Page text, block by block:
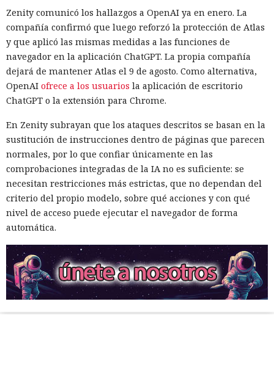
Zenity comunicó los hallazgos a OpenAI ya en enero. La
compañía confirmó que luego reforzó la protección de Atlas
y que aplicó las mismas medidas a las funciones de
navegador en la aplicación ChatGPT. La propia compañía
dejará de mantener Atlas el 9 de agosto. Como alternativa,
OpenAI ofrece a los usuarios la aplicación de escritorio
ChatGPT o la extensión para Chrome.
En Zenity subrayan que los ataques descritos se basan en la
sustitución de instrucciones dentro de páginas que parecen
normales, por lo que confiar únicamente en las
comprobaciones integradas de la IA no es suficiente: se
necesitan restricciones más estrictas, que no dependan del
criterio del propio modelo, sobre qué acciones y con qué
nivel de acceso puede ejecutar el navegador de forma
automática.